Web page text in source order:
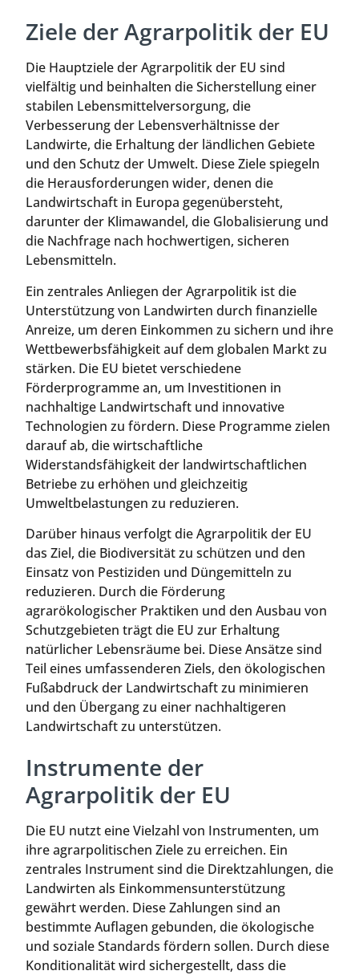
Ziele der Agrarpolitik der EU
Die Hauptziele der Agrarpolitik der EU sind
vielfältig und beinhalten die Sicherstellung einer
stabilen Lebensmittelversorgung, die
Verbesserung der Lebensverhältnisse der
Landwirte, die Erhaltung der ländlichen Gebiete
und den Schutz der Umwelt. Diese Ziele spiegeln
die Herausforderungen wider, denen die
Landwirtschaft in Europa gegenübersteht,
darunter der Klimawandel, die Globalisierung und
die Nachfrage nach hochwertigen, sicheren
Lebensmitteln.
Ein zentrales Anliegen der Agrarpolitik ist die
Unterstützung von Landwirten durch finanzielle
Anreize, um deren Einkommen zu sichern und ihre
Wettbewerbsfähigkeit auf dem globalen Markt zu
stärken. Die EU bietet verschiedene
Förderprogramme an, um Investitionen in
nachhaltige Landwirtschaft und innovative
Technologien zu fördern. Diese Programme zielen
darauf ab, die wirtschaftliche
Widerstandsfähigkeit der landwirtschaftlichen
Betriebe zu erhöhen und gleichzeitig
Umweltbelastungen zu reduzieren.
Darüber hinaus verfolgt die Agrarpolitik der EU
das Ziel, die Biodiversität zu schützen und den
Einsatz von Pestiziden und Düngemitteln zu
reduzieren. Durch die Förderung
agrarökologischer Praktiken und den Ausbau von
Schutzgebieten trägt die EU zur Erhaltung
natürlicher Lebensräume bei. Diese Ansätze sind
Teil eines umfassenderen Ziels, den ökologischen
Fußabdruck der Landwirtschaft zu minimieren
und den Übergang zu einer nachhaltigeren
Landwirtschaft zu unterstützen.
Instrumente der
Agrarpolitik der EU
Die EU nutzt eine Vielzahl von Instrumenten, um
ihre agrarpolitischen Ziele zu erreichen. Ein
zentrales Instrument sind die Direktzahlungen, die
Landwirten als Einkommensunterstützung
gewährt werden. Diese Zahlungen sind an
bestimmte Auflagen gebunden, die ökologische
und soziale Standards fördern sollen. Durch diese
Konditionalität wird sichergestellt, dass die